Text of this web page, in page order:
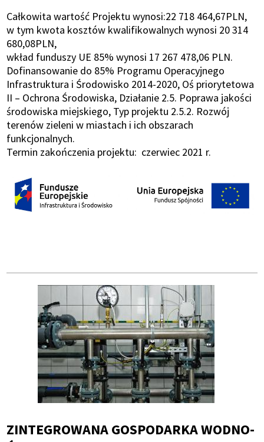
Całkowita wartość Projektu wynosi:22 718 464,67PLN,
w tym kwota kosztów kwalifikowalnych wynosi 20 314
680,08PLN,
wkład funduszy UE 85% wynosi 17 267 478,06 PLN.
Dofinansowanie do 85% Programu Operacyjnego
Infrastruktura i Środowisko 2014-2020, Oś priorytetowa
II – Ochrona Środowiska, Działanie 2.5. Poprawa jakości
środowiska miejskiego, Typ projektu 2.5.2. Rozwój
terenów zieleni w miastach i ich obszarach
funkcjonalnych.
Termin zakończenia projektu: czerwiec 2021 r.
ZINTEGROWANA GOSPODARKA WODNO-